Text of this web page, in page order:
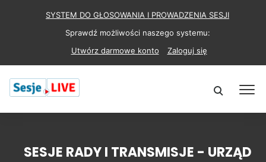
SYSTEM DO GŁOSOWANIA I PROWADZENIA SESJI
Sprawdź możliwości naszego systemu:
Utwórz darmowe konto
Zaloguj się
SESJE RADY I TRANSMISJE - URZĄD